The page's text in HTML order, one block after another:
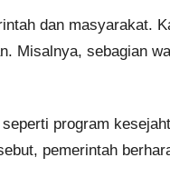
dan masyarakat.
Misalnya, sebagian
seperti program
pemerintah